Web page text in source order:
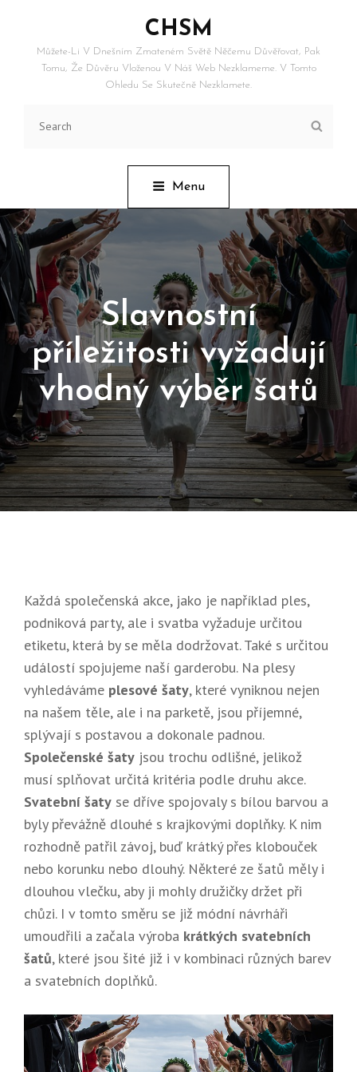
CHSM
Můžete-Li V Dnešním Zmateném Světě Něčemu Důvěřovat, Pak
Tomu, Že Důvěru Vloženou V Náš Web Nezklameme. V Tomto
Ohledu Se Skutečně Nezklamete.
Menu
Slavnostní
příležitosti vyžadují
vhodný výběr šatů
Posted
On
11.
2018
Každá společenská akce, jako je například ples,
podniková party, ale i svatba vyžaduje určitou
etiketu, která by se měla dodržovat. Také s určitou
událostí spojujeme naší garderobu. Na plesy
vyhledáváme plesové šaty, které vyniknou nejen
na našem těle, ale i na parketě, jsou příjemné,
splývají s postavou a dokonale padnou.
Společenské šaty jsou trochu odlišné, jelikož
musí splňovat určitá kritéria podle druhu akce.
Svatební šaty se dříve spojovaly s bílou barvou a
byly převážně dlouhé s krajkovými doplňky. K nim
rozhodně patřil závoj, buď krátký přes klobouček
nebo korunku nebo dlouhý. Některé ze šatů měly i
dlouhou vlečku, aby ji mohly družičky držet při
chůzi. I v tomto směru se již módní návrháři
umoudřili a začala výroba krátkých svatebních
šatů, které jsou šité již i v kombinaci různých barev
a svatebních doplňků.